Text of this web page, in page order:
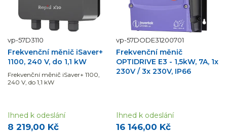
vp-57D3110
Frekvenční měnič iSaver+
1100, 240 V, do 1,1 kW
Frekvenční měnič iSaver+ 1100,
240 V, do 1,1 kW
8 219,00 Kč
Ihned k odeslání
vp-57DODE31200701
Frekvenční měnič
OPTIDRIVE E3 - 1,5kW, 7A, 1x
230V / 3x 230V, IP66
16 146,00 Kč
Ihned k odeslání